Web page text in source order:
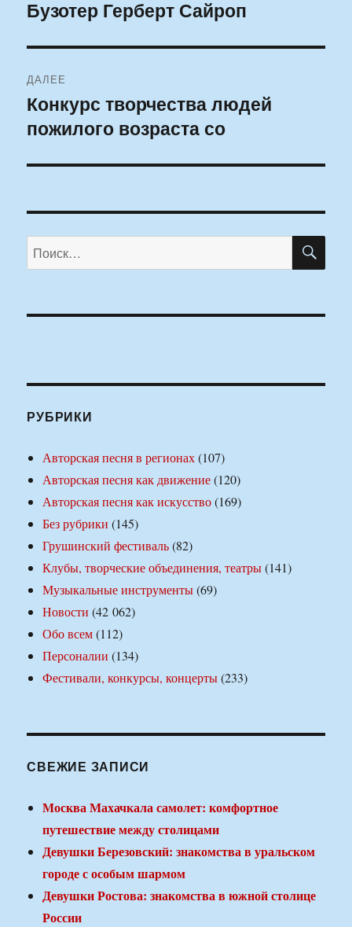
Предыдущая
Бузотер Герберт Сайроп
ДАЛЕЕ
Следующая
запись:
Конкурс творчества людей
пожилого возраста со
Искать:
РУБРИКИ
Авторская песня в регионах(107)
Авторская песня как движение(120)
Авторская песня как искусство(169)
Без рубрики (145)
Грушинский фестиваль(82)
Клубы, творческие объединения, театры(141)
Музыкальные инструменты(69)
Новости (42 062)
Обо всем(112)
Персоналии (134)
Фестивали, конкурсы, концерты(233)
СВЕЖИЕ ЗАПИСИ
Москва Махачкала самолет: комфортное
путешествие между столицами
Девушки Березовский: знакомства в уральском
городе с особым шармом
Девушки Ростова: знакомства в южной столице
России